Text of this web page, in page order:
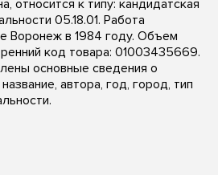
относится к типу: кандидатская
05.18.01. Работа
Воронеж в 1984 году. Объем
код товара: 01003435669.
основные сведения о
автора, год, город, тип